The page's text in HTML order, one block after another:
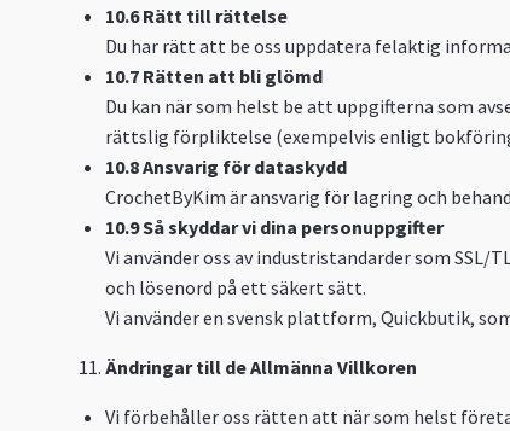
10.6 Rätt till rättelse
Du har rätt att be oss uppdatera felaktig
10.7 Rätten att bli glömd
Du kan när som helst be att uppgifterna som
rättslig förpliktelse (exempelvis enligt
10.8 Ansvarig för dataskydd
CrochetByKim är ansvarig för lagring och
10.9 Så skyddar vi dina personuppgifter
Vi använder oss av industristandarder som
och lösenord på ett säkert sätt.
Vi använder en svensk plattform, Quickbutik,
Ändringar till de Allmänna Villkoren
Vi förbehåller oss rätten att när som helst